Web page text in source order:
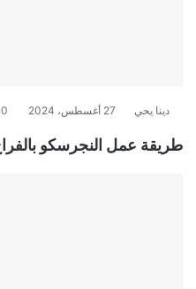
دينا يحي 27 أغسطس، 2024 0
طريقة عمل النجرسكو